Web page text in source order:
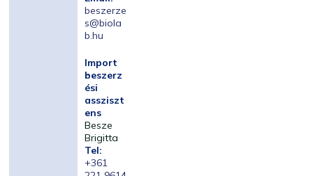
beszerze
s@biola
b.hu
Import
beszerz
ési
assziszt
ens
Besze
Brigitta
Tel:
+361